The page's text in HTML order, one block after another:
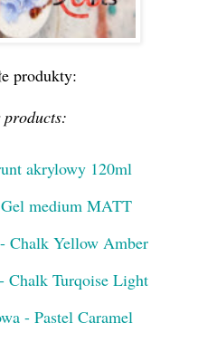
produkty:
products:
akrylowy 120ml
medium MATT
Chalk Yellow Amber
Chalk Turqoise Light
- Pastel Caramel